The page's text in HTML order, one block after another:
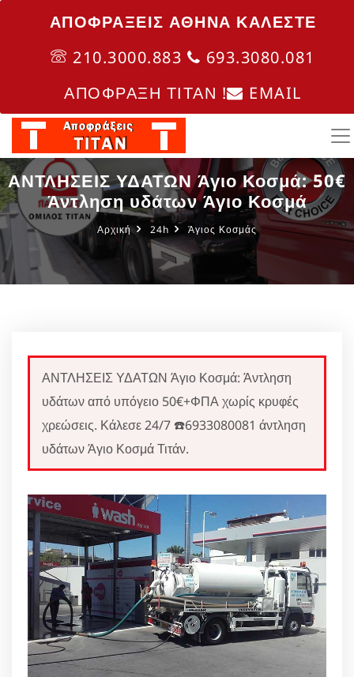
ΑΠΟΦΡΑΞΕΙΣ ΑΘΗΝΑ ΚΑΛΈΣΤΕ
210.3000.883
693.3080.081
ΑΠΟΦΡΑΞΗ ΤΙΤΑΝ !
EMAIL
ΑΝΤΛΗΣΕΙΣ ΥΔΑΤΩΝ Άγιο Κοσμά: 50€
Άντληση υδάτων Άγιο Κοσμά
Αρχική 24h Άγιος Κοσμάς
ΑΝΤΛΗΣΕΙΣ ΥΔΑΤΩΝ Άγιο Κοσμά: Άντληση
υδάτων από υπόγειο 50€+ΦΠΑ χωρίς κρυφές
χρεώσεις. Κάλεσε 24/7 ☎️6933080081 άντληση
υδάτων Άγιο Κοσμά Τιτάν.